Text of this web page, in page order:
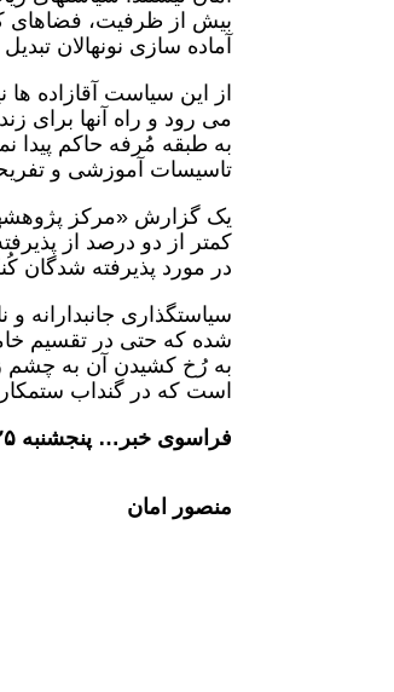
بیش از ظرفیت، فضاهای
آماده سازی نونهالان
از این سیاست آقازاده
می رود و راه آنها
به طبقه مُرفه حاکم پیدا
تاسیسات آموزشی و
یک گزارش «مرکز
در مورد پذیرفته شدگان کُنکور از
سیاستگذاری جانبدارانه
شده که حتی در تقسیم
به رُخ کشیدن آن به چشم
است که در گنداب
فراسوی خبر… پنجشنبه ۲۵ اردیبهشت
منصور امان